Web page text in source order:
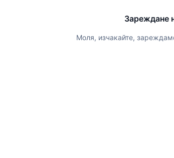
Зареждане
Моля, изчакайте,